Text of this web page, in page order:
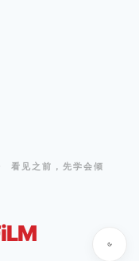
见之前，先学会倾